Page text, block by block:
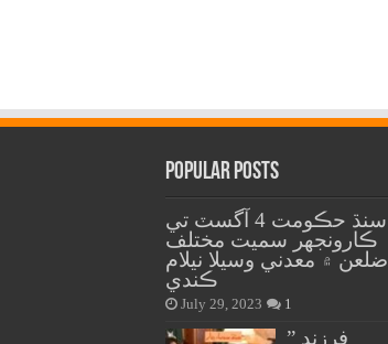
Popular Posts
سنڌ حڪومت 4 آگسٽ تي
ڪارونجهر سميت مختلف
ضلعن ۾ معدني وسيلا نيلام
ڪندي
July 29, 2023 1
” فرزند